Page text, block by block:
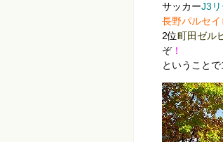
サッカーJ3
長野パルセイ
2位町田ゼル
ぞ！
ということ